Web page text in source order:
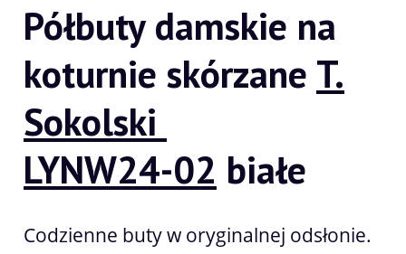
Półbuty damskie na
koturnie skórzane T.
Sokolski
LYNW24-02 białe
Codzienne buty w oryginalnej odsłonie.